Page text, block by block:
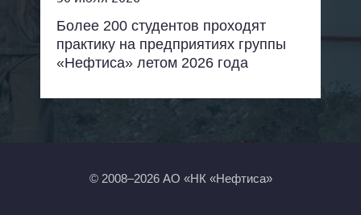
Более 200 студентов проходят
практику на предприятиях группы
«Нефтиса» летом 2026 года
© 2008–2026 АО «НК «Нефтиса»